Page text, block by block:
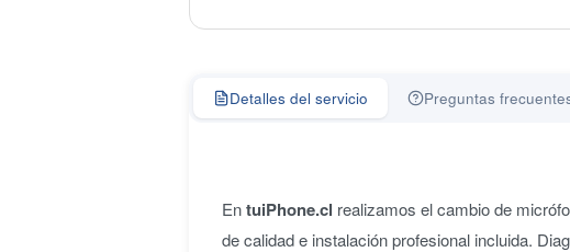
Detalles del servicio Preguntas
EntuiPhone.cl realizamos el cambio de
de calidad e instalación profesional incluida.